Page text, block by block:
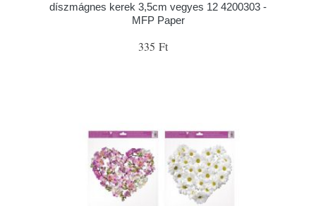
díszmágnes kerek 3,5cm vegyes 12 4200303 -
MFP Paper
335 Ft